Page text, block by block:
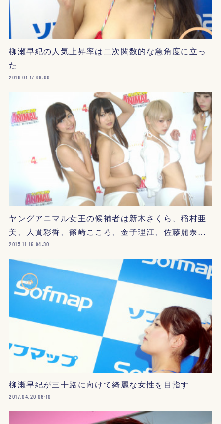
柳瀬早紀の人気上昇率は二次関数的な急角度に立っ
た
2016.01.17 09:00
ヤングアニマル女王の候補者は新木さくら、稲村亜
美、大貫彩香、篠崎こころ、金子理江、佐藤麗奈…
2015.11.16 04:30
柳瀬早紀が三十路に向けて綺麗な女性を目指す
2017.04.20 06:10